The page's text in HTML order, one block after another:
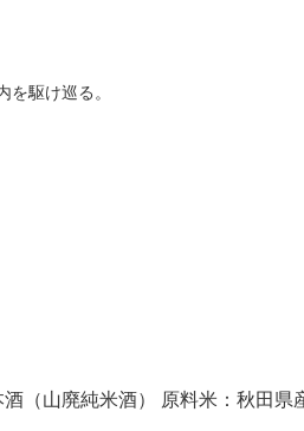
駆け巡る。
（山廃純米酒） 原料米：秋田県